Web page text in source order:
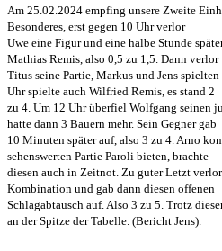
Am 25.02.2024 empfing unsere Zweite
Besonderes, erst gegen 10 Uhr verlor
Uwe eine Figur und eine halbe Stunde
Mathias Remis, also 0,5 zu 1,5. Dann verlor
Titus seine Partie, Markus und Jens
Uhr spielte auch Wilfried Remis, es stand 2
zu 4. Um 12 Uhr überfiel Wolfgang seinen
hatte dann 3 Bauern mehr. Sein Gegner gab
10 Minuten später auf, also 3 zu 4. Arno
sehenswerten Partie Paroli bieten, brachte
diesen auch in Zeitnot. Zu guter Letzt
Kombination und gab dann diesen offenen
Schlagabtausch auf. Also 3 zu 5. Trotz
an der Spitze der Tabelle. (Bericht Jens).